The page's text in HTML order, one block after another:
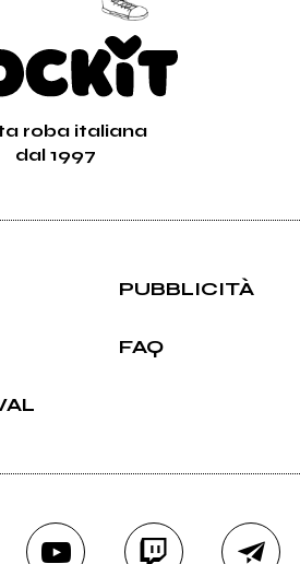
roba italiana
dal 1997
PUBBLICITÀ
FAQ